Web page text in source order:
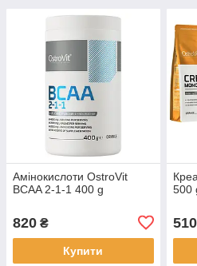
Амінокислоти OstroVit
BCAA 2-1-1 400 g
820 ₴
Купити
500
510